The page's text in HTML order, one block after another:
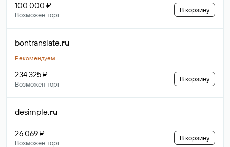
100 000 ₽
Возможен торг
В корзину
bontranslate.ru
Рекомендуем
234 325 ₽
Возможен торг
В корзину
desimple.ru
26 069 ₽
Возможен торг
В корзину